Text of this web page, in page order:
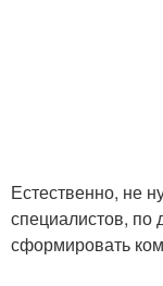
Естественно, не
специалистов, по
сформировать